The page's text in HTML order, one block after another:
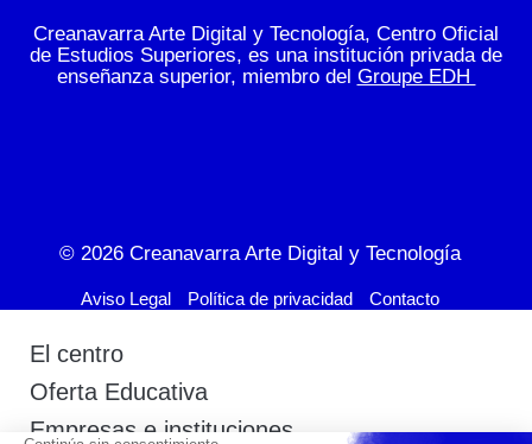
Creanavarra Arte Digital y Tecnología, Centro Oficial
de Estudios Superiores, es una institución privada de
enseñanza superior, miembro del Groupe EDH
© 2026 Creanavarra Arte Digital y Tecnología
Aviso Legal Política de privacidad Contacto
El centro
Oferta Educativa
Empresas e instituciones